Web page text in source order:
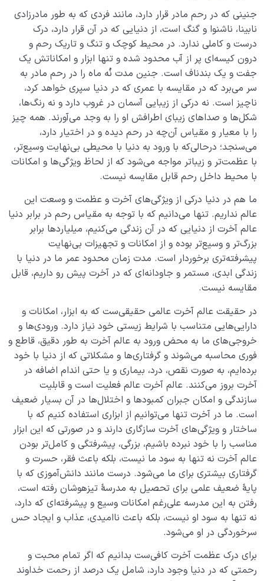
جنینی که در رحم مادر قرار دارد، مانند فردی که به طور مادرزادی
نابینا، ناشنوا و گنگ است، از دنیایی که در آن قرار دارد، درک
درست و کاملی ندارد. در محیط کوچک و تنگ و تاریک رحم و
درون کیسه‌ای پر از آب محدود شده و تنها ابزار و امکاناتش یک
جفت و یک بندناف است. جنین مدت نُه ماه را در رحم مادر به
سر می‌برد که در مقایسه با عمری که در دنیا سپری خواهد کرد،
ناچیز است. نه درکی از زیبایی‌‌ آسمان در غروب دارد و نه رنگ‌ها،
شکل‌ها و صداهای زیبای اطرافش او را به وجد می‌آورند. همه چیز
را با معیار و مقیاس آن‌چه در رحم دیده و در اختیار دارد،
می‌سنجد؛ درحالی‌که با ورود به دنیا با محیطی بی‌نهایت وسیع‌تر،
با عظمت‌تر و زیباتر مواجه می‌شود که از لحاظ ویژگی‌ها و امکانات
با محیط داخل رحم قابل مقایسه نیست.
ما هم در دنیا درکی از ویژگی‌های آخرت و عظمت و وسعت این
عالم نداریم. تنها می‌دانیم که با توجه به مقیاس رحم در برابر دنیا
عالم آخرت از دنیایی که در آن زندگی می‌کنیم، میلیاردها برابر
بزرگ‌تر و وسیع‌تر بوده و از امکانات و تجهیزات بی‌نهایت
پیشرفته‌تری برخوردار است. مدت زمان محدود عمر ما در دنیا با
زندگی ابدی، مستمر و جاودانه‌ای که در آخرت پیش رو داریم، قابل
مقایسه نیست.
در حقیقت عالم آخرت عالمی حقیقی‌ست که به ابزار، امکانات و
دارایی‌هایی متناسب با شرایط زیستی خود نیاز دارد. ورودی‌ها و
خروجی‌های ما به محض ورود به عالم آخرت به طور دقیق، قاطع و
فوری محاسبه می‌شوند و گرفتاری‌ها و مشکلاتی که از دنیا با خود
برده‌ایم، به صورت نقص، درد، بیماری و یا حتی اندام اضافه در
آخرت بروز می‌کنند. عالم آخرت عالم فعلیت است و قابلیت
سازندگی و امکان جبران کمبودها و اختلال‌ها در آن بسیار ضعیف
است. ما در آخرت تنها می‌توانیم از ابزاری استفاده کنیم که با
ساختار و ویژگی‌های آخرت سازگاری دارند و در صورتی که این ابزار
مناسب را با خود نبرده باشیم، بزرگی، پیشرفتگی و کامل‌تر بودن
عالم آخرت نه تنها به سود ما نیست، بلکه باعث فقر، حسرت و
گرفتاری بیشتری برای ما می‌شود. درست مانند دانش‌آموزی که با
پایۀ ضعیف علمی برای تحصیل به مدرسۀ تیزهوشان رفته است،
رفتن به این مدرسه علی‌رغم امکانات وسیع و پیشرفته‌ای که دارد،
نه تنها به سود او نیست، بلکه باعث ناامیدی، عذاب و ایجاد حس
سرخوردگی در او می‌شود.
برای درک عظمت آخرت کافی‌ست بدانیم که اگر تمام محبت و
رحمتی که در دنیا وجود دارد، شامل یک درصد از رحمت خداوند